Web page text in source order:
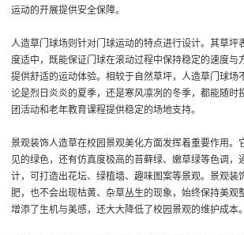
运动的开展提供安全保障。
人造草门球场则针对门球运动的特点进行设计。其草坪
度适中，既能保证门球在滚动过程中保持稳定的速度与
提供舒适的运动体验。相较于自然草坪，人造草门球场
论是烈日炎炎的夏季，还是寒风凛冽的冬季，都能随时
团活动和老年教育课程提供稳定的场地支持。
景观装饰人造草在校园景观美化方面发挥着重要作用。
见的绿色，还有仿真度极高的苔藓绿、嫩草绿等色调，
计，可打造出花坛、绿植墙、趣味图案等景观。景观装
肥，也不会出现枯黄、杂草丛生的现象，始终保持美观
增添了生机与美感，还大大降低了校园景观的维护成本。